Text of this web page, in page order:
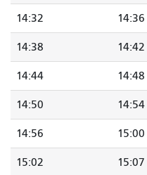
14:32 14:36
14:38 14:42
14:44 14:48
14:50 14:54
14:56 15:00
15:02 15:07